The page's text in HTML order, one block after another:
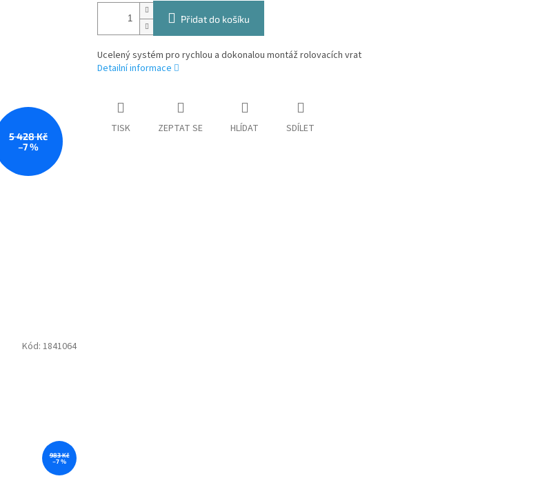
5 428 Kč
–7 %
Přidat do košíku
Ucelený systém pro rychlou a dokonalou montáž rolovacích vrat
Detailní informace
TISK ZEPTAT SE HLÍDAT SDÍLET
983 Kč
–7 %
Kód: 1841064